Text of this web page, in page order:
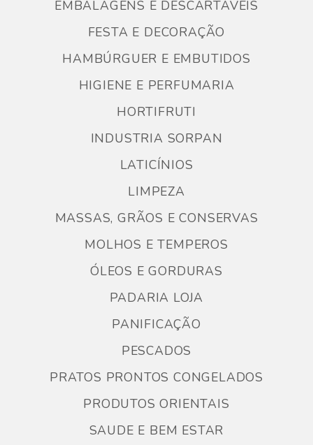
EMBALAGENS E DESCARTÁVEIS
FESTA E DECORAÇÃO
HAMBÚRGUER E EMBUTIDOS
HIGIENE E PERFUMARIA
HORTIFRUTI
INDUSTRIA SORPAN
LATICÍNIOS
LIMPEZA
MASSAS, GRÃOS E CONSERVAS
MOLHOS E TEMPEROS
ÓLEOS E GORDURAS
PADARIA LOJA
PANIFICAÇÃO
PESCADOS
PRATOS PRONTOS CONGELADOS
PRODUTOS ORIENTAIS
SAUDE E BEM ESTAR